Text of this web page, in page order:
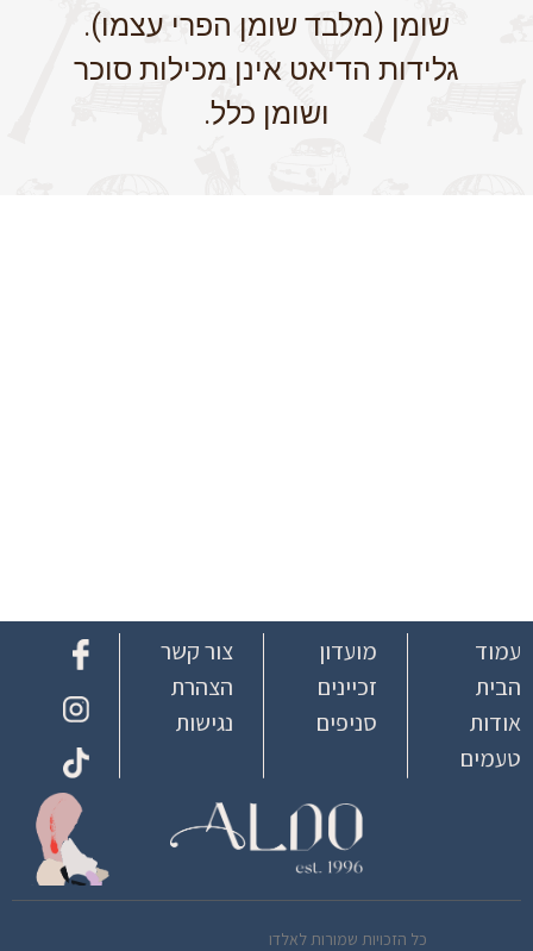
שומן (מלבד שומן הפרי עצמו).
גלידות הדיאט אינן מכילות סוכר
ושומן כלל.
עמוד
הבית
אודות
טעמים
מועדון
זכיינים
סניפים
צור קשר
הצהרת
נגישות
כל הזכויות שמורות לאלדו